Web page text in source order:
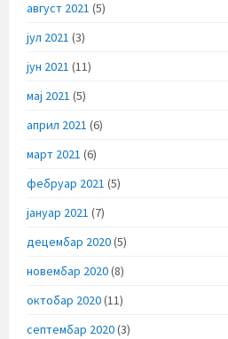
август 2021 (5)
јул 2021 (3)
јун 2021 (11)
мај 2021 (5)
април 2021 (6)
март 2021 (6)
фебруар 2021 (5)
јануар 2021 (7)
децембар 2020(5)
новембар 2020(8)
октобар 2020(11)
септембар 2020(3)